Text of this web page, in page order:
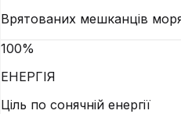
Врятованих мешканців
100%
ЕНЕРГІЯ
Ціль по сонячній енергії